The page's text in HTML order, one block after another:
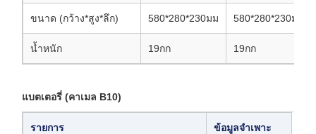
ขนาด (กว้าง*สูง*ลึก) 580*280*230มม 580*280*230มม
น้ำหนัก 19กก 19กก
แบตเตอรี่ (คาเมล B10)
รายการ ข้อมูลจำเพาะ